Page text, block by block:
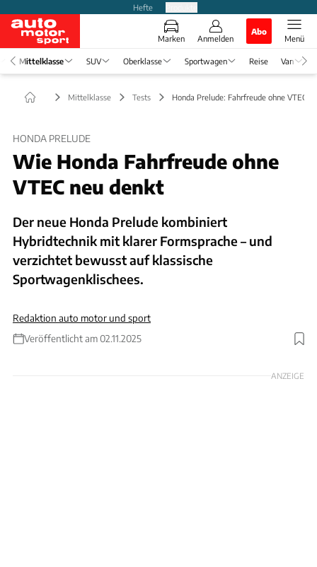
Hefte
Marken Anmelden
Abo
Menü
Mittelklasse SUV Oberklasse Sportwagen Reise Van
Mittelklasse Tests Honda Prelude: Fahrfreude ohne VTEC-
HONDA PRELUDE
Wie Honda Fahrfreude ohne
VTEC neu denkt
Der neue Honda Prelude kombiniert
Hybridtechnik mit klarer Formsprache – und
verzichtet bewusst auf klassische
Sportwagenklischees.
Redaktion auto motor und sport
Veröffentlicht am 02.11.2025
Foto: Honda
ANZEIGE